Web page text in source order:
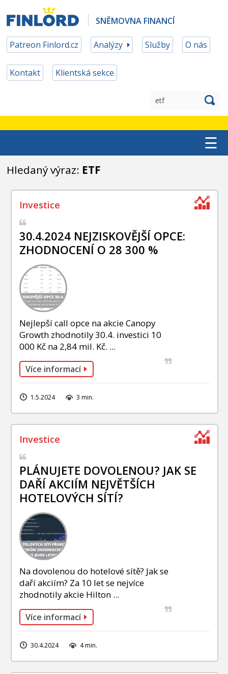
SNĚMOVNA FINANCÍ
Patreon Finlord.cz Analýzy Služby O nás
Kontakt Klientská sekce
☰
TOP ETF
INVESTIČNÍ STRATEGIE
FOND SLAVIC CAPITAL
Hledaný výraz: ETF
30.4.2024 NEJZISKOVĚJŠÍ OPCE:
ZHODNOCENÍ O 28 300 %
Nejlepší call opce na akcie Canopy
Growth zhodnotily 30.4. investici 10
000 Kč na 2,84 mil. Kč. ...
Více informací
1.5.2024 3 min.
PLÁNUJETE DOVOLENOU? JAK SE
DAŘÍ AKCIÍM NEJVĚTŠÍCH
HOTELOVÝCH SÍTÍ?
Na dovolenou do hotelové sítě? Jak se
daří akciím? Za 10 let se nejvíce
zhodnotily akcie Hilton ...
Více informací
30.4.2024 4 min.